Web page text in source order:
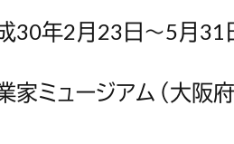
30年2月23日～5月31
家ミュージアム（大